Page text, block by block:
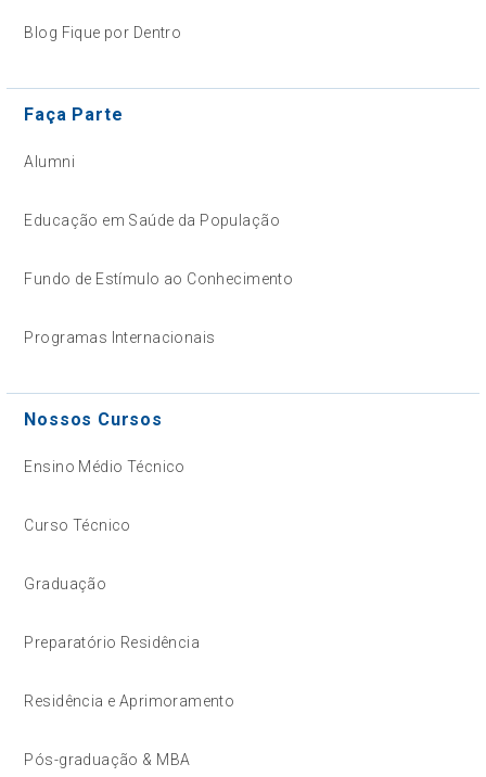
Blog Fique por Dentro
Faça Parte
Alumni
Educação em Saúde da População
Fundo de Estímulo ao Conhecimento
Programas Internacionais
Nossos Cursos
Ensino Médio Técnico
Curso Técnico
Graduação
Preparatório Residência
Residência e Aprimoramento
Pós-graduação & MBA